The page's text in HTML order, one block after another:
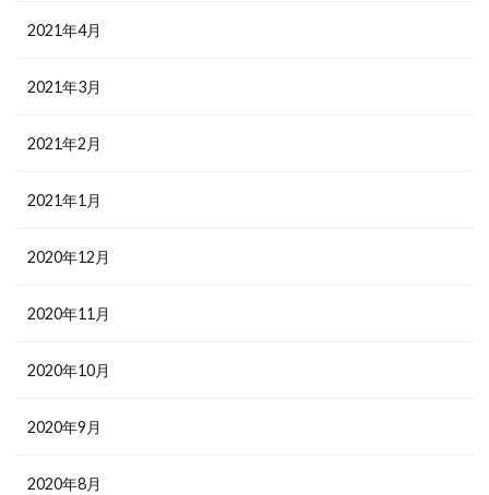
2021年4月
2021年3月
2021年2月
2021年1月
2020年12月
2020年11月
2020年10月
2020年9月
2020年8月